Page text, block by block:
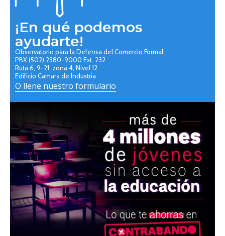
¡En qué podemos
ayudarte!
Observatorio para la Defensa del Comercio Formal
PBX (502) 2380-9000 Ext. 232
Ruta 6, 9-21, zona 4, Nivel 12
Edificio Camara de Industria
O llene nuestro formulario